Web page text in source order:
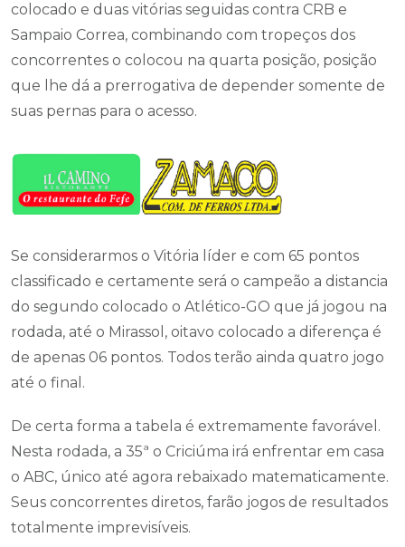
colocado e duas vitórias seguidas contra CRB e
Sampaio Correa, combinando com tropeços dos
concorrentes o colocou na quarta posição, posição
que lhe dá a prerrogativa de depender somente de
suas pernas para o acesso.
Se considerarmos o Vitória líder e com 65 pontos
classificado e certamente será o campeão a distancia
do segundo colocado o Atlético-GO que já jogou na
rodada, até o Mirassol, oitavo colocado a diferença é
de apenas 06 pontos. Todos terão ainda quatro jogo
até o final.
De certa forma a tabela é extremamente favorável.
Nesta rodada, a 35ª o Criciúma irá enfrentar em casa
o ABC, único até agora rebaixado matematicamente.
Seus concorrentes diretos, farão jogos de resultados
totalmente imprevisíveis.